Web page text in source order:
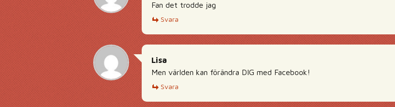
Fan det trodde jag
Svara
Lisa
Men världen kan förändra DIG med Facebook!
Svara